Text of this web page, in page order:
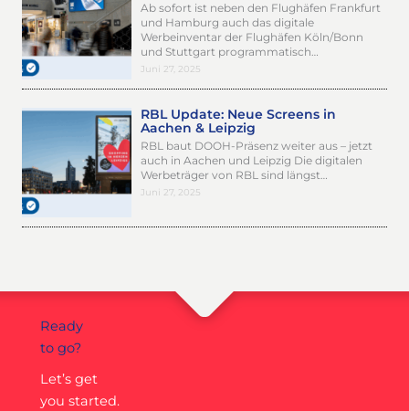
Ab sofort ist neben den Flughäfen Frankfurt
und Hamburg auch das digitale
Werbeinventar der Flughäfen Köln/Bonn
und Stuttgart programmatisch…
Juni 27, 2025
RBL Update: Neue Screens in
Aachen & Leipzig
RBL baut DOOH-Präsenz weiter aus – jetzt
auch in Aachen und Leipzig Die digitalen
Werbeträger von RBL sind längst…
Juni 27, 2025
Ready
to go?
Let’s get
you started.